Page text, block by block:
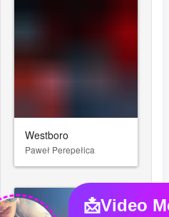
Westboro
Paweł Perepełica